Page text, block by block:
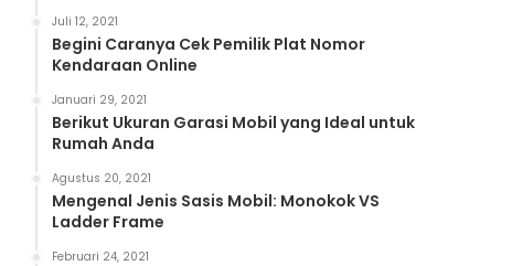
Juli 12, 2021
Begini Caranya Cek Pemilik Plat Nomor
Kendaraan Online
Januari 29, 2021
Berikut Ukuran Garasi Mobil yang Ideal untuk
Rumah Anda
Agustus 20, 2021
Mengenal Jenis Sasis Mobil: Monokok VS
Ladder Frame
Februari 24, 2021